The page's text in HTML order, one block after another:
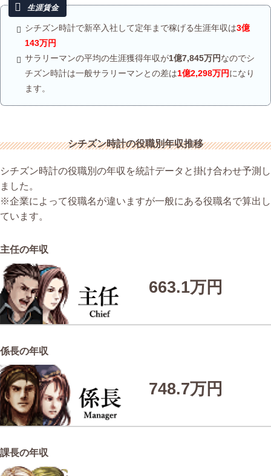
シチズン時計で新卒入社して定年まで稼げる生涯年収は3億
143万円
サラリーマンの平均の生涯獲得年収が1億7,845万円なのでシ
チズン時計は一般サラリーマンとの差は1億2,298万円になり
ます。
シチズン時計の役職別年収推移
シチズン時計の役職別の年収を統計データと掛け合わせ予測し
ました。
※企業によって役職名が違いますが一般にある役職名で算出し
ています。
主任の年収
663.1万円
係長の年収
748.7万円
課長の年収